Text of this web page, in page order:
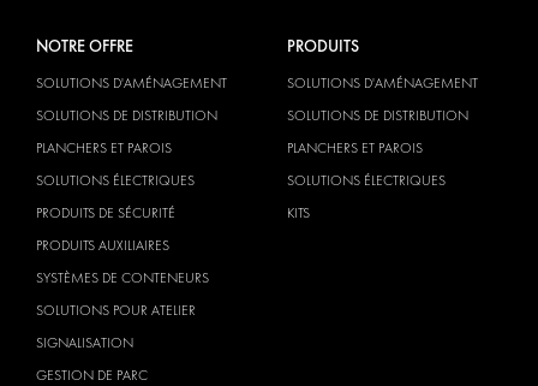
NOTRE OFFRE
SOLUTIONS D'AMÉNAGEMENT
SOLUTIONS DE DISTRIBUTION
PLANCHERS ET PAROIS
SOLUTIONS ÉLECTRIQUES
PRODUITS DE SÉCURITÉ
PRODUITS AUXILIAIRES
SYSTÈMES DE CONTENEURS
SOLUTIONS POUR ATELIER
SIGNALISATION
GESTION DE PARC
PRODUITS
SOLUTIONS D'AMÉNAGEMENT
SOLUTIONS DE DISTRIBUTION
PLANCHERS ET PAROIS
SOLUTIONS ÉLECTRIQUES
KITS